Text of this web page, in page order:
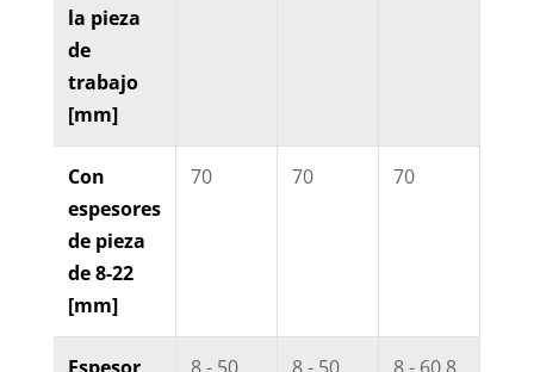
la pieza
de
trabajo
[mm]
Con
espesores
de pieza
de 8-22
[mm]
70 70 70